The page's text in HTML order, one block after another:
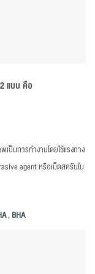
แบบ คือ
ป็นการทำงานโดยใช้แรงทาง
agent หรือเม็ดสครับใน
,BHA